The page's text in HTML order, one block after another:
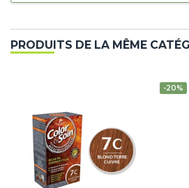
PRODUITS DE LA MÊME
-20%